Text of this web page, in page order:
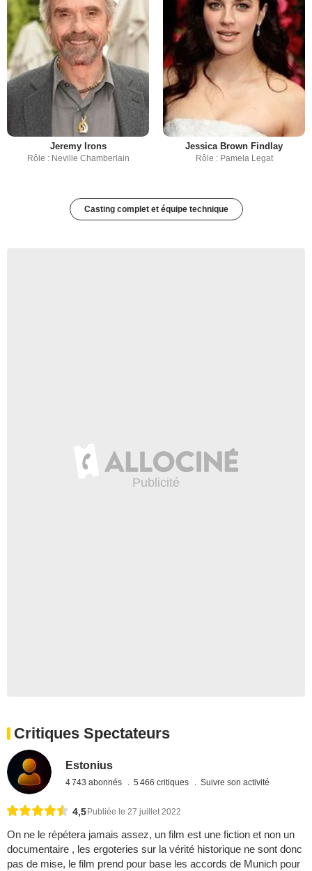
Jeremy Irons
Rôle : Neville Chamberlain
Jessica Brown Findlay
Rôle : Pamela Legat
Casting complet et équipe technique
Critiques Spectateurs
Estonius
4 743 abonnés 5 466 critiques Suivre son activité
4,5Publiée le 27 juillet 2022
On ne le répétera jamais assez, un film est une fiction et non un
documentaire , les ergoteries sur la vérité historique ne sont donc
pas de mise, le film prend pour base les accords de Munich pour